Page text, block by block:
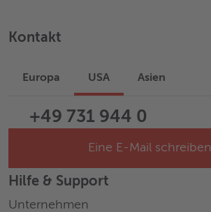
Kontakt
Europa USA Asien
+49 731 944 0
Eine E-Mail schreiben
Hilfe & Support
Unternehmen